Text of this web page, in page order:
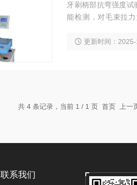
牙刷柄部抗弯强度
能检测，对毛束拉
大于等于43N或变形
更新时间：
共 4 条记录，当前 1 / 1 页 首页 上
联系我们